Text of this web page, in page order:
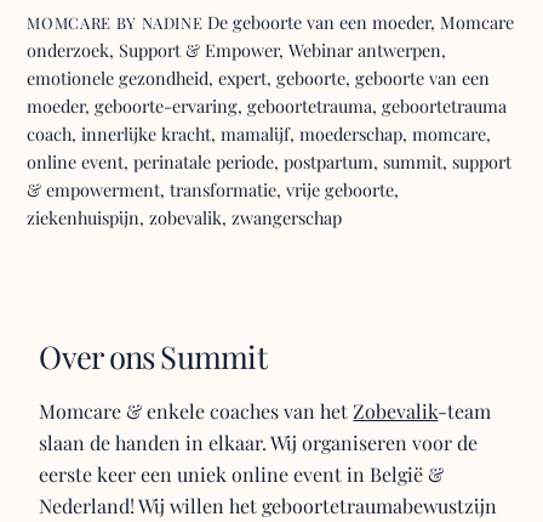
MOMCARE BY NADINE De geboorte van een moeder, Momcare
onderzoek, Support & Empower,Webinar antwerpen,
emotionele gezondheid,expert,geboorte,geboorte van een
moeder,geboorte-ervaring,geboortetrauma,geboortetrauma
coach,innerlijke kracht,mamalijf,moederschap,momcare,
online event,perinatale periode,postpartum,summit,support
& empowerment,transformatie,vrije geboorte,
ziekenhuispijn,zobevalik,zwangerschap
Over ons Summit
Momcare & enkele coaches van het Zobevalik-team
slaan de handen in elkaar. Wij organiseren voor de
eerste keer een uniek online event in België &
Nederland! Wij willen het geboortetraumabewustzijn